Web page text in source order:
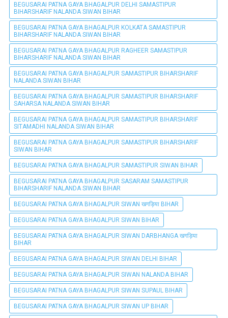
BEGUSARAI PATNA GAYA BHAGALPUR DELHI SAMASTIPUR
BIHARSHARIF NALANDA SIWAN BIHAR
BEGUSARAI PATNA GAYA BHAGALPUR KOLKATA SAMASTIPUR
BIHARSHARIF NALANDA SIWAN BIHAR
BEGUSARAI PATNA GAYA BHAGALPUR RAGHEER SAMASTIPUR
BIHARSHARIF NALANDA SIWAN BIHAR
BEGUSARAI PATNA GAYA BHAGALPUR SAMASTIPUR BIHARSHARIF
NALANDA SIWAN BIHAR
BEGUSARAI PATNA GAYA BHAGALPUR SAMASTIPUR BIHARSHARIF
SAHARSA NALANDA SIWAN BIHAR
BEGUSARAI PATNA GAYA BHAGALPUR SAMASTIPUR BIHARSHARIF
SITAMADHI NALANDA SIWAN BIHAR
BEGUSARAI PATNA GAYA BHAGALPUR SAMASTIPUR BIHARSHARIF
SIWAN BIHAR
BEGUSARAI PATNA GAYA BHAGALPUR SAMASTIPUR SIWAN BIHAR
BEGUSARAI PATNA GAYA BHAGALPUR SASARAM SAMASTIPUR
BIHARSHARIF NALANDA SIWAN BIHAR
BEGUSARAI PATNA GAYA BHAGALPUR SIWAN खगड़िया BIHAR
BEGUSARAI PATNA GAYA BHAGALPUR SIWAN BIHAR
BEGUSARAI PATNA GAYA BHAGALPUR SIWAN DARBHANGA खगड़िया
BIHAR
BEGUSARAI PATNA GAYA BHAGALPUR SIWAN DELHI BIHAR
BEGUSARAI PATNA GAYA BHAGALPUR SIWAN NALANDA BIHAR
BEGUSARAI PATNA GAYA BHAGALPUR SIWAN SUPAUL BIHAR
BEGUSARAI PATNA GAYA BHAGALPUR SIWAN UP BIHAR